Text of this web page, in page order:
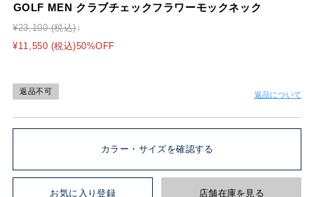
GOLF MEN クラブチェックフラワーモックネック
¥23,100 (税込)
¥11,550 (税込)50%OFF
返品不可 返品について
カラー・サイズを確認する
お気に入り登録 店舗在庫を見る